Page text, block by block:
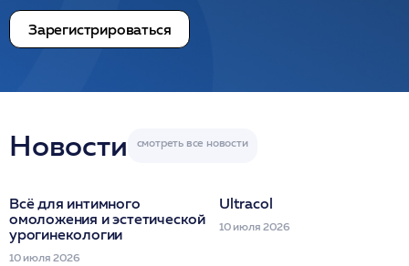
Зарегистрироваться
Новости
Всё для интимного
омоложения и эстетической
урогинекологии
10 июля 2026
Ultracol
10 июля 2026